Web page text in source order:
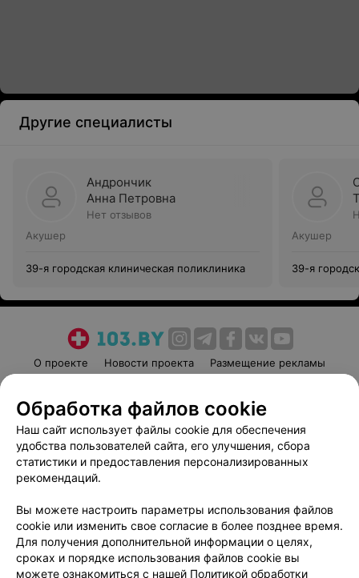
Другие специалисты
Андрончик
Анна Петровна
Нет отзывов
Акушер
39-я городская клиническая поликлиника
Акушер
39-я
О проекте Новости проекта
Размещение рекламы
Пользовательское соглашение
Способы оплаты
Вакансии
Партнеры
Написать руководителю 103.by
Обработка персональных данных
Обработка файлов cookie
Наш сайт использует файлы cookie для обеспечения
удобства пользователей сайта, его улучшения, сбора
статистики и предоставления персонализированных
рекомендаций.
Вы можете настроить параметры использования файлов
cookie или изменить свое согласие в более позднее время.
Для получения дополнительной информации о целях,
сроках и порядке использования файлов cookie вы
можете ознакомиться с нашей Политикой обработки